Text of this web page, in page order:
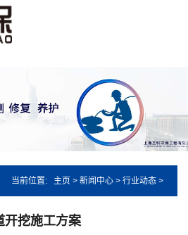
程有限公司，有任何疑问请随时拨打电
当前位置: 主页 > 新闻中心 > 行业动态 >
开挖施工方案